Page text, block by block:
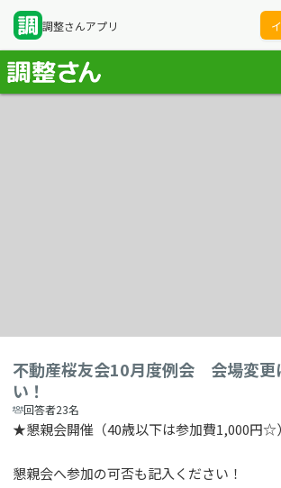
調整さんアプリ
不動産桜友会10月度例会 会場変更
い！
回答者23名
★懇親会開催（40歳以下は参加費1,000円☆）
懇親会へ参加の可否も記入ください！